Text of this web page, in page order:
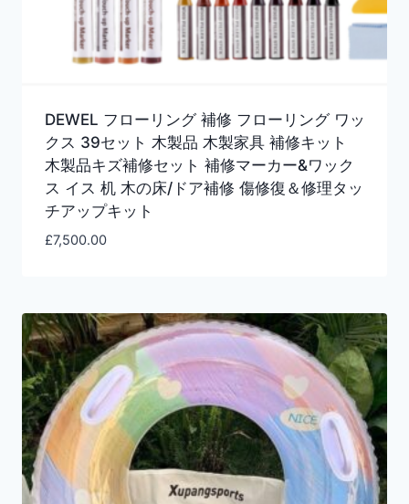
DEWEL フローリング 補修 フローリング ワッ
クス 39セット 木製品 木製家具 補修キット
木製品キズ補修セット 補修マーカー&ワック
ス イス 机 木の床/ドア補修 傷修復＆修理タッ
チアップキット
£7,500.00